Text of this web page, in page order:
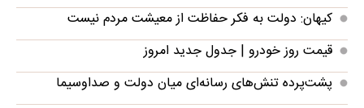
کیهان: دولت به فکر حفاظت از معیشت مردم نیست
قیمت روز خودرو | جدول جدید امروز
پشت‌پرده تنش‌های رسانه‌ای میان دولت و صداوسیما